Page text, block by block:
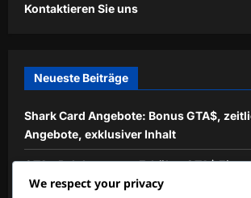
Kontaktieren Sie uns
Neueste Beiträge
Shark Card Angebote: Bonus GTA$,
Angebote, exklusiver Inhalt
GTA+ Belohnungen: Erhöhte GTA$
Einzigartige Fahrzeuge, Premium-Inhalte
We respect your privacy